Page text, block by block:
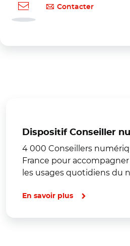
Contacter
Dispositif Conseiller
4 000 Conseillers
France pour
les usages quotidiens du
En savoir plus